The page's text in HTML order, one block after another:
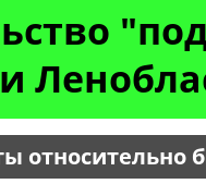
относительно